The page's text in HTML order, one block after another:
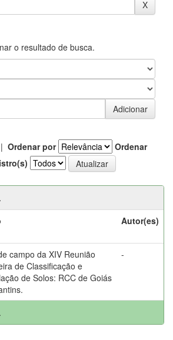
o resultado de busca.
| Ordenar por
Ordenar
Autor(es)
campo da XIV Reunião
de Classificação e
de Solos: RCC de Goiás
-